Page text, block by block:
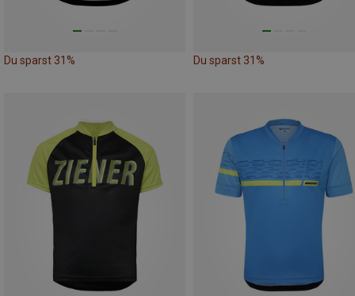
Du sparst 31% Du sparst 31%